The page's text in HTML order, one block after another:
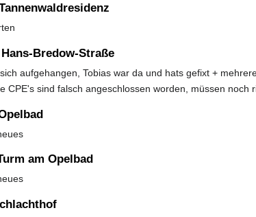
Bredow-Straße
aufgehangen, Tobias war da und hats gefixt +
CPE's sind falsch angeschlossen worden, müssen noch
am Opelbad